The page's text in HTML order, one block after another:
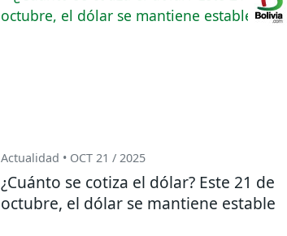
Actualidad • OCT 21 / 2025
¿Cuánto se cotiza el dólar? Este 21 de
octubre, el dólar se mantiene estable